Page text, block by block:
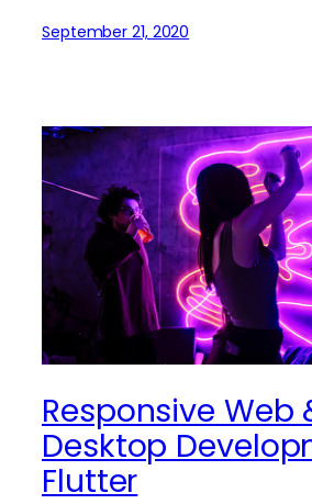
September 21, 2020
Responsive Web
Desktop
Flutter